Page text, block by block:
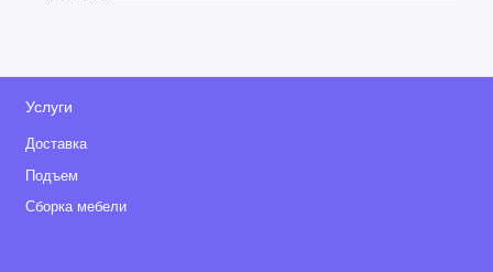
Услуги
Доставка
Подъем
Сборка мебели